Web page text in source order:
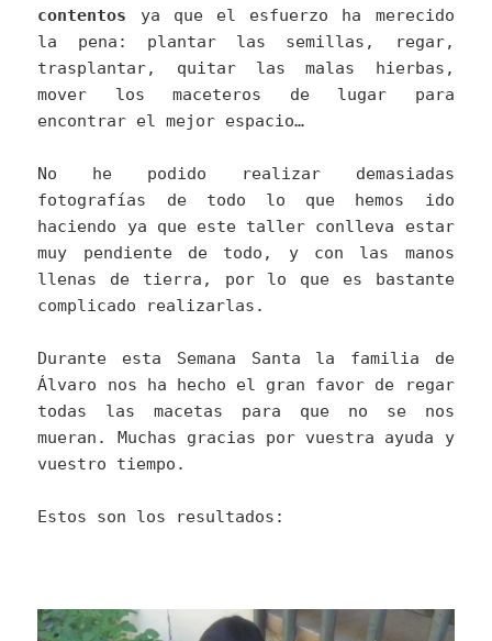
contentos ya que el esfuerzo ha merecido
la pena: plantar las semillas, regar,
trasplantar, quitar las malas hierbas,
mover los maceteros de lugar para
encontrar el mejor espacio…
No he podido realizar demasiadas
fotografías de todo lo que hemos ido
haciendo ya que este taller conlleva estar
muy pendiente de todo, y con las manos
llenas de tierra, por lo que es bastante
complicado realizarlas.
Durante esta Semana Santa la familia de
Álvaro nos ha hecho el gran favor de regar
todas las macetas para que no se nos
mueran. Muchas gracias por vuestra ayuda y
vuestro tiempo.
Estos son los resultados: